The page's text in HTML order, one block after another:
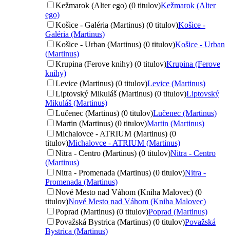
Kežmarok (Alter ego) (0 titulov)Kežmarok (Alter
ego)
Košice - Galéria (Martinus) (0 titulov)Košice -
Galéria (Martinus)
Košice - Urban (Martinus) (0 titulov)Košice - Urban
(Martinus)
Krupina (Ferove knihy) (0 titulov)Krupina (Ferove
knihy)
Levice (Martinus) (0 titulov)Levice (Martinus)
Liptovský Mikuláš (Martinus) (0 titulov)Liptovský
Mikuláš (Martinus)
Lučenec (Martinus) (0 titulov)Lučenec (Martinus)
Martin (Martinus) (0 titulov)Martin (Martinus)
Michalovce - ATRIUM (Martinus) (0
titulov)Michalovce - ATRIUM (Martinus)
Nitra - Centro (Martinus) (0 titulov)Nitra - Centro
(Martinus)
Nitra - Promenada (Martinus) (0 titulov)Nitra -
Promenada (Martinus)
Nové Mesto nad Váhom (Kniha Malovec) (0
titulov)Nové Mesto nad Váhom (Kniha Malovec)
Poprad (Martinus) (0 titulov)Poprad (Martinus)
Považská Bystrica (Martinus) (0 titulov)Považská
Bystrica (Martinus)